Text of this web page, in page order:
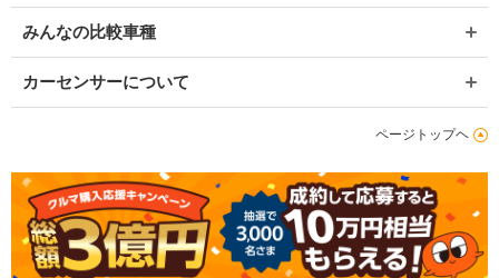
みんなの比較車種
カーセンサーについて
ページトップヘ